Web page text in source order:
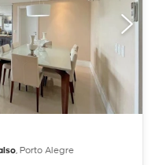
, Porto Alegre